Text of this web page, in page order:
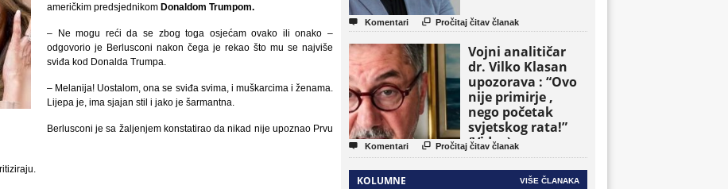
američkim predsjednikom Donaldom Trumpom.
– Ne mogu reći da se zbog toga osjećam ovako ili onako –
odgovorio je Berlusconi nakon čega je rekao što mu se najviše
sviđa kod Donalda Trumpa.
– Melanija! Uostalom, ona se sviđa svima, i muškarcima i ženama.
Lijepa je, ima sjajan stil i jako je šarmantna.
Berlusconi je sa žaljenjem konstatirao da nikad nije upoznao Prvu
 Komentari  Pročitaj čitav članak
Vojni analitičar
dr. Vilko Klasan
upozorava : “Ovo
nije primirje ,
nego početak
svjetskog rata!”
(Video)
 Komentari  Pročitaj čitav članak
KOLUMNE VIŠE ČLANAKA